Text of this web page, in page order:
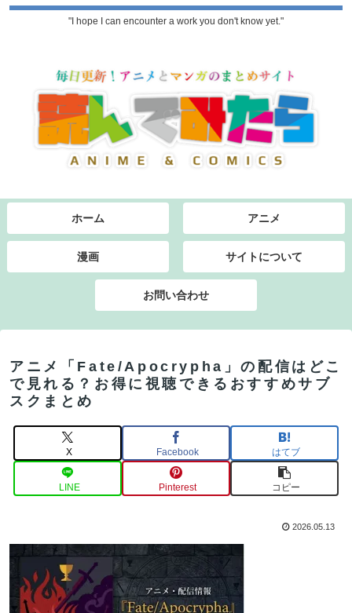
"I hope I can encounter a work you don't know yet."
ホーム アニメ
漫画 サイトについて
お問い合わせ
アニメ「Fate/Apocrypha」の配信はどこ
で見れる？お得に視聴できるおすすめサブ
スクまとめ
X Facebook はてブ
LINE Pinterest コピー
2026.05.13